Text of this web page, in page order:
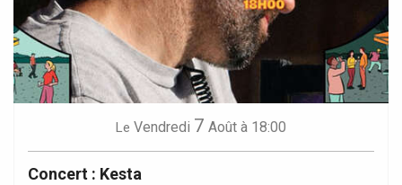
Le Vendredi 7 Août à 18:00
Concert : Kesta